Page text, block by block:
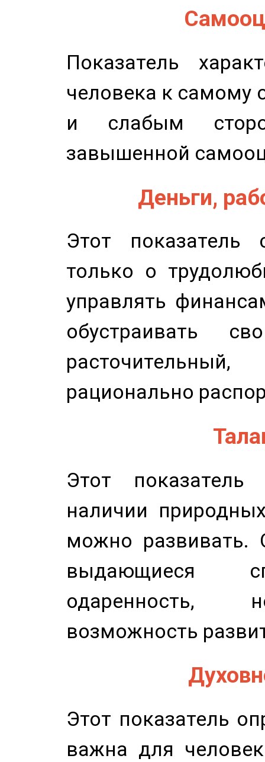
Показатель
человека к самому
и слабым
завышенной
Деньги,
Этот показатель
только о
управлять
обустраивать
рационально
Этот показатель
наличии
можно развивать.
выдающиеся
одаренность,
возможность
Этот показатель
важна для